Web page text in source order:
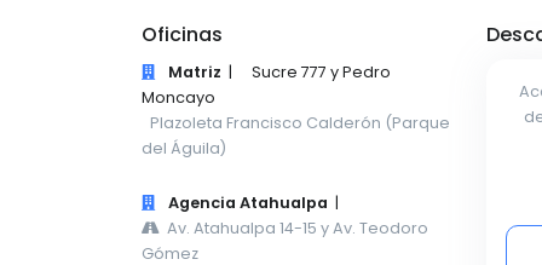
Oficinas
Matriz |
Sucre 777 y Pedro
Moncayo
Plazoleta Francisco Calderón (Parque
del Águila)
Agencia Atahualpa |
Av. Atahualpa 14-15 y Av. Teodoro
Gómez